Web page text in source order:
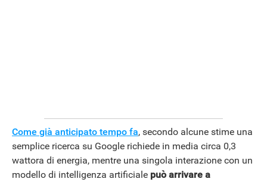
Come già anticipato tempo fa, secondo alcune stime una
semplice ricerca su Google richiede in media circa 0,3
wattora di energia, mentre una singola interazione con un
modello di intelligenza artificiale può arrivare a